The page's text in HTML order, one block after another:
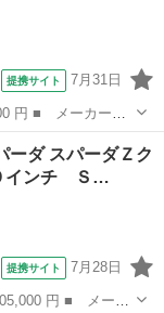
提携サイト 7月31日
レード名： Ｇ
： 5D ■ ミッショ
ーダ スパーダＺク
インチ Ｓ…
提携サイト 7月28日